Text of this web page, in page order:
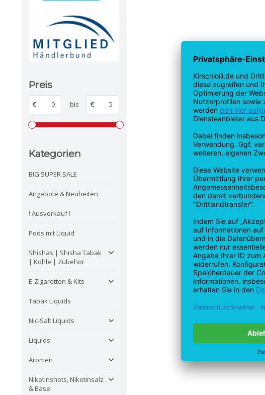
Preis
€ bis €
Kategorien
BIG SUPER SALE
Angebote & Neuheiten
! Ausverkauf !
Pods mit Liquid
Shishas | Shisha Tabak
| Kohle | Zubehör
E-Zigaretten & Kits
Tabak Liquids
Nic-Salt Liquids
Liquids
Aromen
Nikotinshots, Nikotinsalz
& Base